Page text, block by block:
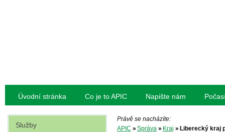
Úvodní stránka Co je to APIC Napište nám
Právě se nacházíte:
APIC » Správa » Kraj » Liberecký kraj
Služby